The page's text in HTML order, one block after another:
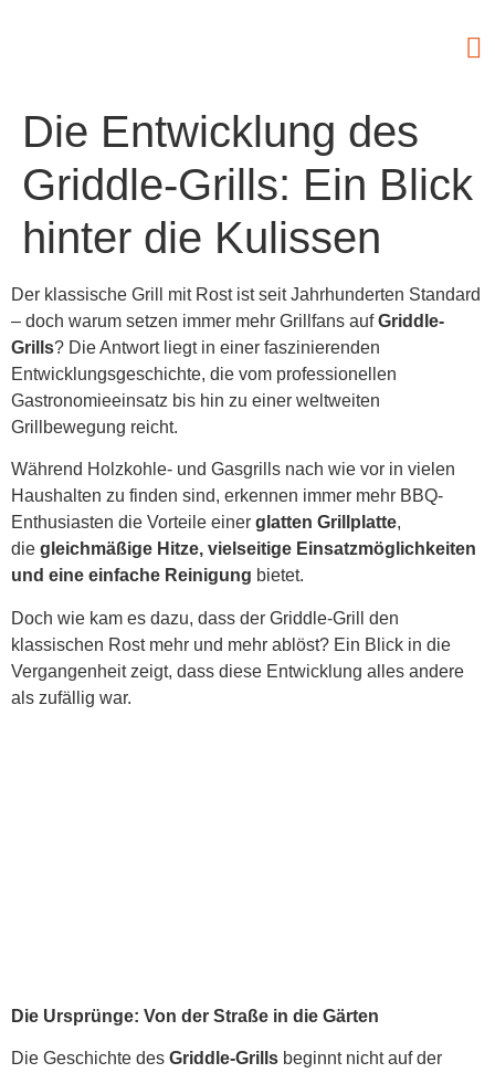
Die Entwicklung des
Griddle-Grills: Ein Blick
hinter die Kulissen
Der klassische Grill mit Rost ist seit Jahrhunderten Standard
– doch warum setzen immer mehr Grillfans aufGriddle-
Grills? Die Antwort liegt in einer faszinierenden
Entwicklungsgeschichte, die vom professionellen
Gastronomieeinsatz bis hin zu einer weltweiten
Grillbewegung reicht.
Während Holzkohle- und Gasgrills nach wie vor in vielen
Haushalten zu finden sind, erkennen immer mehr BBQ-
Enthusiasten die Vorteile einer glatten Grillplatte,
die gleichmäßige Hitze, vielseitige Einsatzmöglichkeiten
und eine einfache Reinigung bietet.
Doch wie kam es dazu, dass der Griddle-Grill den
klassischen Rost mehr und mehr ablöst? Ein Blick in die
Vergangenheit zeigt, dass diese Entwicklung alles andere
als zufällig war.
Die Ursprünge: Von der Straße in die Gärten
Die Geschichte des Griddle-Grills beginnt nicht auf der